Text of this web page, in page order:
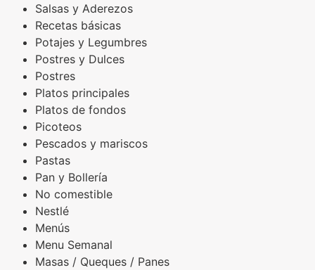
Salsas y Aderezos
Recetas básicas
Potajes y Legumbres
Postres y Dulces
Postres
Platos principales
Platos de fondos
Picoteos
Pescados y mariscos
Pastas
Pan y Bollería
No comestible
Nestlé
Menús
Menu Semanal
Masas / Queques / Panes